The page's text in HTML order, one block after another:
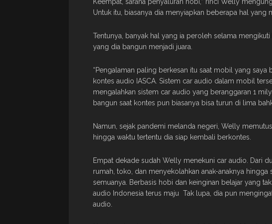
Untuk itu, biasanya dia menyiapkan beberapa hal yang
Tentunya, banyak hal yang ia peroleh selama mengikuti
yang dia bangun menjadi juara.
“Pengalaman paling berkesan itu saat mobil yang
kontes audio IASCA. Sistem car audio dalam mobil
mengalahkan sistem car audio yang beranggaran 1
bangun saat kontes pun biasanya bisa turun di lima
Namun, sejak pandemi melanda negeri, Welly
hingga waktu tertentu dia siap kembali berkontes.
Empat dekade sudah Welly menekuni car audio. Dari
rumah, toko, dan menyekolahkan anak-anaknya hingga
semuanya. Berbasis hobi dan keinginan belajar yang
audio Indonesia terus maju Tak lupa, dia pun
audio.